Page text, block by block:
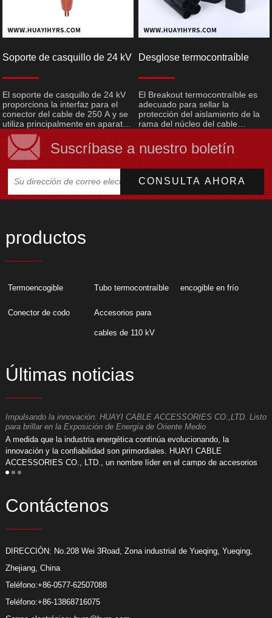
Soporte de casquillo de 24 kV
El soporte de casquillo de 24 kV
proporciona la interfaz para el
conector del cable de 250 A y se
utiliza principalmente en aparatos
con aislamiento de aceite (R-
temp, hidrocarburo o silicio),
incluidos interruptores,
transformadores y
condensadores. El buje del
aparato está moldeado con
caucho epoxi de alta calidad, que
cumple con los requisitos de la
Desglose termocontraíble
El Breakout termocontraíble es
adecuado para sellar la
protección del aislamiento de la
rama del núcleo del cable
multinúcleo, operación
conveniente, rendimiento
confiable y larga vida útil.
Generalmente se utiliza con
termorretráctil de 1 KV, 10 KV, 35
exterior. HUYI de acuerdo con la
una gran reputación, los
Suscríbase a nuestro boletín
productos
Termoencogible Tubo termocontraíble encogible en frío
Conector de codo Accesorios para
cables de 110 kV
Últimas noticias
Impulsando la innovación: HUAYI CABLE ACCESSORIES CO.,LTD. Listo
para brillar en la Exposición de Energía de Oriente Medio
A medida que la industria energética continúa evolucionando, la
innovación y la confiabilidad son primordiales. HUAYI CABLE
ACCESSORIES CO., LTD., un nombre líder en el campo de accesorios
para cables, se enorgullece de anunciar su participación en la próxima
Contáctenos
DIRECCIÓN: No.208 Wei 3Road, Zona industrial de Yueqing, Yueqing,
Zhejiang, China
Teléfono:+86-0577-62507088
Teléfono:+86-13868716075